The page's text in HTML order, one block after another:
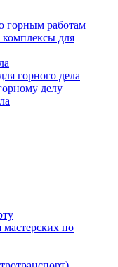
горным работам
для
горного дела
делу
по